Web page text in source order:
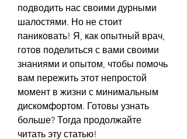
подводить нас своими дурными
шалостями. Но не стоит
паниковать! Я, как опытный врач,
готов поделиться с вами своими
знаниями и опытом, чтобы помочь
вам пережить этот непростой
момент в жизни с минимальным
дискомфортом. Готовы узнать
больше? Тогда продолжайте
читать эту статью!